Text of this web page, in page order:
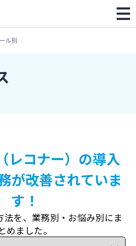
ル別
レコナー）の導入
が改善されていま
す！
を、 業務別・お悩み別にま
めました。